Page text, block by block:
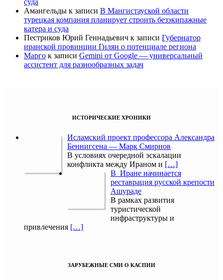
суда
Амангельды к записи В Мангистауской области
турецкая компания планирует строить безэкипажные
катера и суда
Пестриков Юрий Геннадьевич к записи Губернатор
иранской провинции Гилян о потенциале региона
Марго к записи Gemini от Google — универсальный
ассистент для разнообразных задач
ИСТОРИЧЕСКИЕ ХРОНИКИ
Исламский проект профессора Александра
Беннигсена — Марк Смирнов
В условиях очередной эскалации
конфликта между Ираном и […]
В Иране начинается
реставрация русской крепости
Ашураде
В рамках развития
туристической
инфраструктуры и
привлечения […]
ЗАРУБЕЖНЫЕ СМИ О КАСПИИ